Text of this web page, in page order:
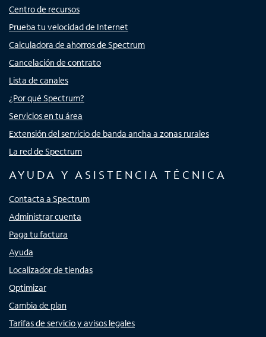
Centro de recursos
Prueba tu velocidad de Internet
Calculadora de ahorros de Spectrum
Cancelación de contrato
Lista de canales
¿Por qué Spectrum?
Servicios en tu área
Extensión del servicio de banda ancha a zonas rurales
La red de Spectrum
AYUDA Y ASISTENCIA TÉCNICA
Contacta a Spectrum
Administrar cuenta
Paga tu factura
Ayuda
Localizador de tiendas
Optimizar
Cambia de plan
Tarifas de servicio y avisos legales